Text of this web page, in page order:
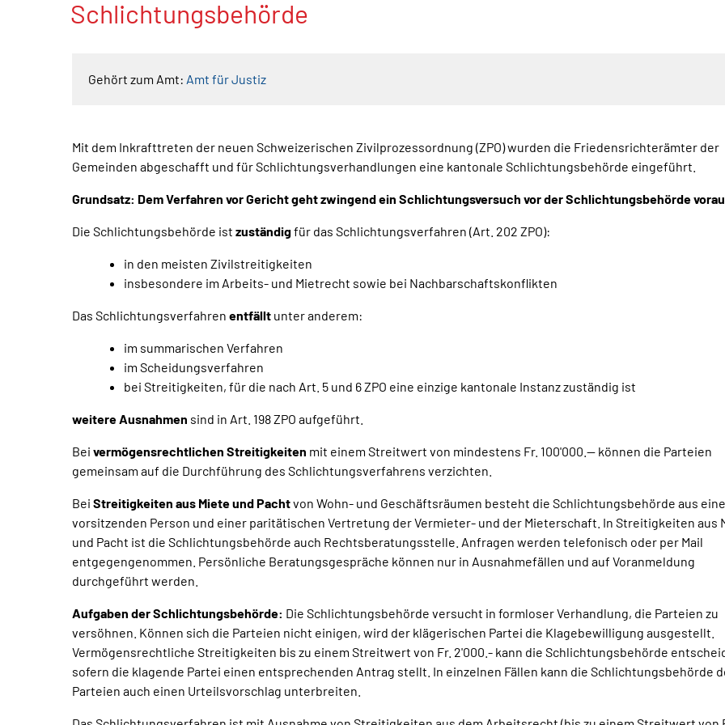
Schlichtungsbehörde
Gehört zum Amt: Amt für Justiz
Mit dem Inkrafttreten der neuen Schweizerischen Zivilprozessordnung (ZPO) wurden die Friedensrichterämter der
Gemeinden abgeschafft und für Schlichtungsverhandlungen eine kantonale Schlichtungsbehörde eingeführt.
Grundsatz: Dem Verfahren vor Gericht geht zwingend ein Schlichtungsversuch vor der Schlichtungsbehörde
Die Schlichtungsbehörde ist zuständigfür das Schlichtungsverfahren (Art. 202 ZPO):
in den meisten Zivilstreitigkeiten
insbesondere im Arbeits- und Mietrecht sowie bei Nachbarschaftskonflikten
Das Schlichtungsverfahren entfällt unter anderem:
im summarischen Verfahren
im Scheidungsverfahren
bei Streitigkeiten, für die nach Art. 5 und 6 ZPO eine einzige kantonale Instanz zuständig ist
weitere Ausnahmen sind in Art. 198 ZPO aufgeführt.
Bei vermögensrechtlichen Streitigkeiten mit einem Streitwert von mindestens Fr. 100'000.-- können die Parteien
gemeinsam auf die Durchführung des Schlichtungsverfahrens verzichten.
Bei Streitigkeiten aus Miete und Pachtvon Wohn- und Geschäftsräumen besteht die Schlichtungsbehörde aus
vorsitzenden Person und einer paritätischen Vertretung der Vermieter- und der Mieterschaft. In Streitigkeiten aus
und Pacht ist die Schlichtungsbehörde auch Rechtsberatungsstelle. Anfragen werden telefonisch oder per Mail
entgegengenommen. Persönliche Beratungsgespräche können nur in Ausnahmefällen und auf Voranmeldung
durchgeführt werden.
Aufgaben der Schlichtungsbehörde: Die Schlichtungsbehörde versucht in formloser Verhandlung, die Parteien zu
versöhnen. Können sich die Parteien nicht einigen, wird der klägerischen Partei die Klagebewilligung ausgestellt.
Vermögensrechtliche Streitigkeiten bis zu einem Streitwert von Fr. 2'000.- kann die Schlichtungsbehörde
sofern die klagende Partei einen entsprechenden Antrag stellt. In einzelnen Fällen kann die Schlichtungsbehörde
Parteien auch einen Urteilsvorschlag unterbreiten.